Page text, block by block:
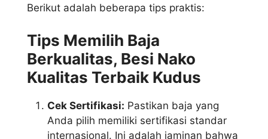
Berikut adalah beberapa tips praktis:
Tips Memilih Baja
Berkualitas, Besi Nako
Kualitas Terbaik Kudus
Cek Sertifikasi: Pastikan baja yang
Anda pilih memiliki sertifikasi standar
internasional. Ini adalah jaminan bahwa